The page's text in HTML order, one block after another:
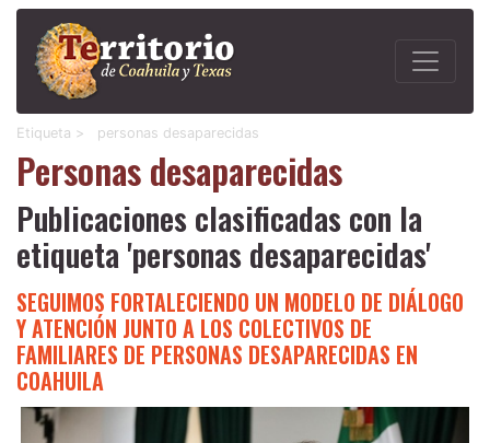
Etiqueta > personas desaparecidas
Personas desaparecidas
Publicaciones clasificadas con la
etiqueta 'personas desaparecidas'
SEGUIMOS FORTALECIENDO UN MODELO DE DIÁLOGO
Y ATENCIÓN JUNTO A LOS COLECTIVOS DE
FAMILIARES DE PERSONAS DESAPARECIDAS EN
COAHUILA